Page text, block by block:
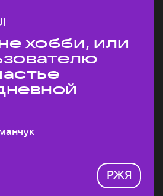
хобби, или
РЖЯ